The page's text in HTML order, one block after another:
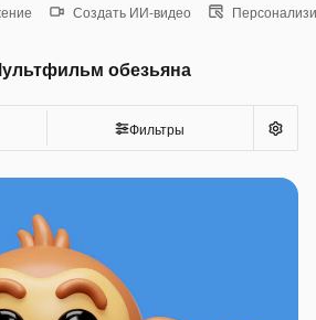
Создать ИИ-видео
обезьяна
Фильтры